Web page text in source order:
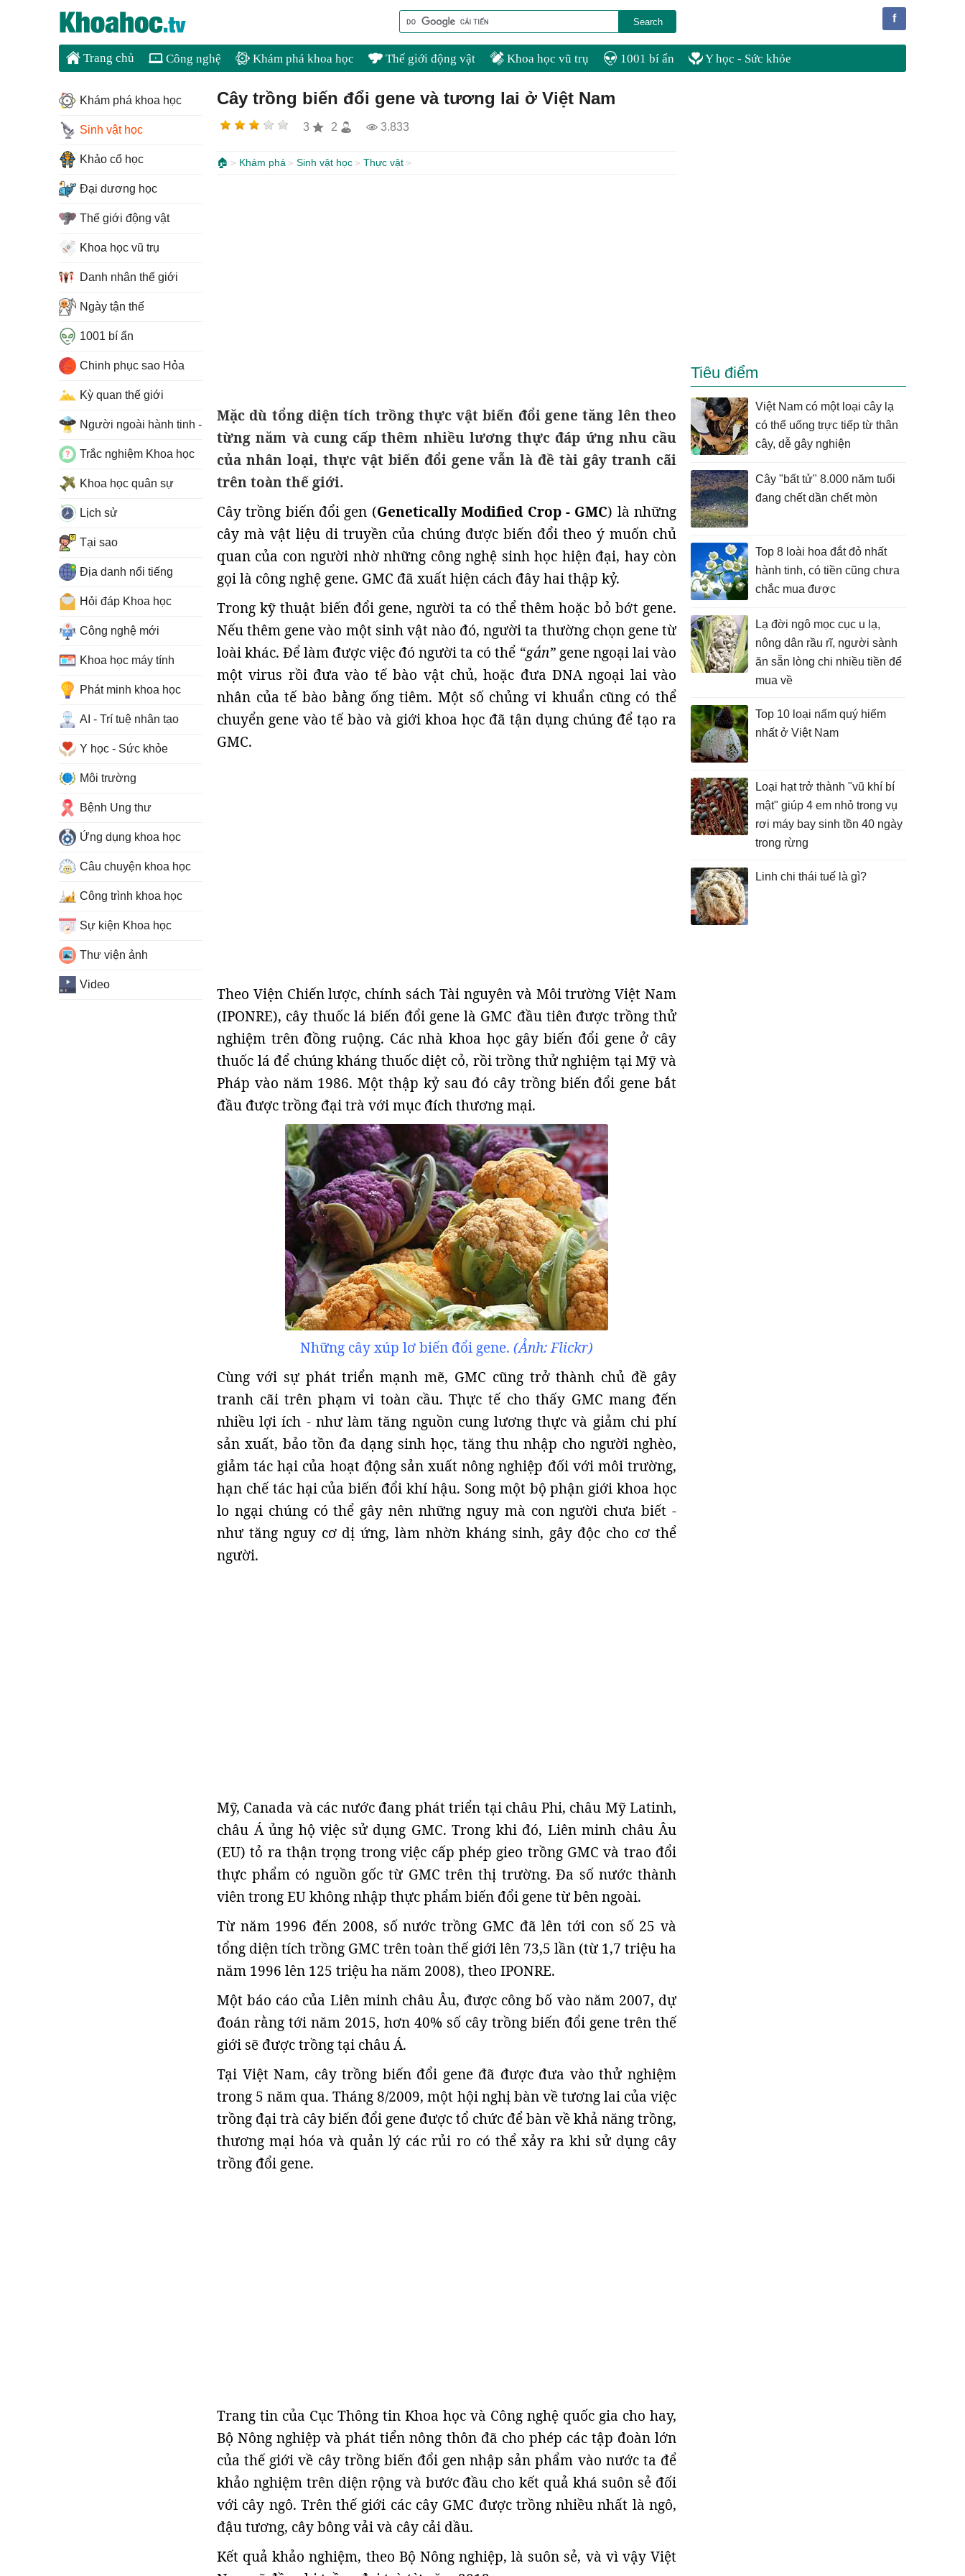
f
Trang chủ Công nghệ Khám phá khoa học Thế giới động vật Khoa học vũ trụ 1001 bí ẩn Y học - Sức khỏe
Cây trồng biến đổi gene và tương lai ở Việt Nam
3 2 3.833
🏠 Khám phá Sinh vật học Thực vật
Mặc dù tổng diện tích trồng thực vật biến đổi gene tăng lên theo
từng năm và cung cấp thêm nhiều lương thực đáp ứng nhu cầu
của nhân loại, thực vật biến đổi gene vẫn là đề tài gây tranh cãi
trên toàn thế giới.
Cây trồng biến đổi gen (Genetically Modified Crop - GMC) là những
cây mà vật liệu di truyền của chúng được biến đổi theo ý muốn chủ
quan của con người nhờ những công nghệ sinh học hiện đại, hay còn
gọi là công nghệ gene. GMC đã xuất hiện cách đây hai thập kỷ.
Trong kỹ thuật biến đổi gene, người ta có thể thêm hoặc bỏ bớt gene.
Nếu thêm gene vào một sinh vật nào đó, người ta thường chọn gene từ
loài khác. Để làm được việc đó người ta có thể “gắn” gene ngoại lai vào
một virus rồi đưa vào tế bào vật chủ, hoặc đưa DNA ngoại lai vào
nhân của tế bào bằng ống tiêm. Một số chủng vi khuẩn cũng có thể
chuyển gene vào tế bào và giới khoa học đã tận dụng chúng để tạo ra
GMC.
Theo Viện Chiến lược, chính sách Tài nguyên và Môi trường Việt Nam
(IPONRE), cây thuốc lá biến đổi gene là GMC đầu tiên được trồng thử
nghiệm trên đồng ruộng. Các nhà khoa học gây biến đổi gene ở cây
thuốc lá để chúng kháng thuốc diệt cỏ, rồi trồng thử nghiệm tại Mỹ và
Pháp vào năm 1986. Một thập kỷ sau đó cây trồng biến đổi gene bắt
đầu được trồng đại trà với mục đích thương mại.
Những cây xúp lơ biến đổi gene. (Ảnh: Flickr)
Cùng với sự phát triển mạnh mẽ, GMC cũng trở thành chủ đề gây
tranh cãi trên phạm vi toàn cầu. Thực tế cho thấy GMC mang đến
nhiều lợi ích - như làm tăng nguồn cung lương thực và giảm chi phí
sản xuất, bảo tồn đa dạng sinh học, tăng thu nhập cho người nghèo,
giảm tác hại của hoạt động sản xuất nông nghiệp đối với môi trường,
hạn chế tác hại của biến đổi khí hậu. Song một bộ phận giới khoa học
lo ngại chúng có thể gây nên những nguy mà con người chưa biết -
như tăng nguy cơ dị ứng, làm nhờn kháng sinh, gây độc cho cơ thể
người.
Mỹ, Canada và các nước đang phát triển tại châu Phi, châu Mỹ Latinh,
châu Á ủng hộ việc sử dụng GMC. Trong khi đó, Liên minh châu Âu
(EU) tỏ ra thận trọng trong việc cấp phép gieo trồng GMC và trao đổi
thực phẩm có nguồn gốc từ GMC trên thị trường. Đa số nước thành
viên trong EU không nhập thực phẩm biến đổi gene từ bên ngoài.
Từ năm 1996 đến 2008, số nước trồng GMC đã lên tới con số 25 và
tổng diện tích trồng GMC trên toàn thế giới lên 73,5 lần (từ 1,7 triệu ha
năm 1996 lên 125 triệu ha năm 2008), theo IPONRE.
Một báo cáo của Liên minh châu Âu, được công bố vào năm 2007, dự
đoán rằng tới năm 2015, hơn 40% số cây trồng biến đổi gene trên thế
giới sẽ được trồng tại châu Á.
Tại Việt Nam, cây trồng biến đổi gene đã được đưa vào thử nghiệm
trong 5 năm qua. Tháng 8/2009, một hội nghị bàn về tương lai của việc
trồng đại trà cây biến đổi gene được tổ chức để bàn về khả năng trồng,
thương mại hóa và quản lý các rủi ro có thể xảy ra khi sử dụng cây
trồng đổi gene.
Trang tin của Cục Thông tin Khoa học và Công nghệ quốc gia cho hay,
Bộ Nông nghiệp và phát tiển nông thôn đã cho phép các tập đoàn lớn
của thế giới về cây trồng biến đổi gen nhập sản phẩm vào nước ta để
khảo nghiệm trên diện rộng và bước đầu cho kết quả khá suôn sẻ đối
với cây ngô. Trên thế giới các cây GMC được trồng nhiều nhất là ngô,
đậu tương, cây bông vải và cây cải dầu.
Kết quả khảo nghiệm, theo Bộ Nông nghiệp, là suôn sẻ, và vì vậy Việt
Tiêu điểm
Việt Nam có một loại cây lạ
có thể uống trực tiếp từ thân
cây, dễ gây nghiện
Cây "bất tử" 8.000 năm tuổi
đang chết dần chết mòn
Top 8 loài hoa đắt đỏ nhất
hành tinh, có tiền cũng chưa
chắc mua được
Lạ đời ngô mọc cục u lạ,
nông dân rầu rĩ, người sành
ăn sẵn lòng chi nhiều tiền để
mua về
Top 10 loại nấm quý hiếm
nhất ở Việt Nam
Loại hạt trở thành "vũ khí bí
mật" giúp 4 em nhỏ trong vụ
rơi máy bay sinh tồn 40 ngày
trong rừng
Linh chi thái tuế là gì?
Khám phá khoa học
Sinh vật học
Khảo cổ học
Đại dương học
Thế giới động vật
Khoa học vũ trụ
Danh nhân thế giới
Ngày tận thế
1001 bí ẩn
Chinh phục sao Hỏa
Kỳ quan thế giới
Người ngoài hành tinh - UFO
Trắc nghiệm Khoa học
Khoa học quân sự
Lịch sử
Tại sao
Địa danh nổi tiếng
Hỏi đáp Khoa học
Công nghệ mới
Khoa học máy tính
Phát minh khoa học
AI - Trí tuệ nhân tạo
Y học - Sức khỏe
Môi trường
Bệnh Ung thư
Ứng dụng khoa học
Câu chuyện khoa học
Công trình khoa học
Sự kiện Khoa học
Thư viện ảnh
Video